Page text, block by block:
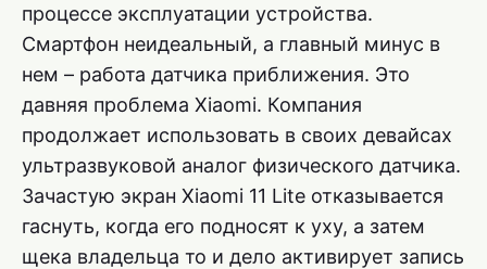
процессе эксплуатации устройства.
Смартфон неидеальный, а главный минус в
нем – работа датчика приближения. Это
давняя проблема Xiaomi. Компания
продолжает использовать в своих девайсах
ультразвуковой аналог физического датчика.
Зачастую экран Xiaomi 11 Lite отказывается
гаснуть, когда его подносят к уху, а затем
щека владельца то и дело активирует запись